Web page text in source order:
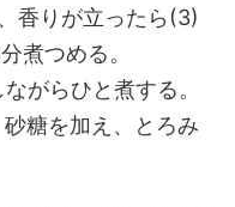
香りが立ったら(3)
煮つめる。
がらひと煮する。
糖を加え、とろみ